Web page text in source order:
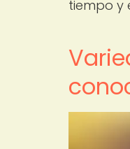
tiempo y